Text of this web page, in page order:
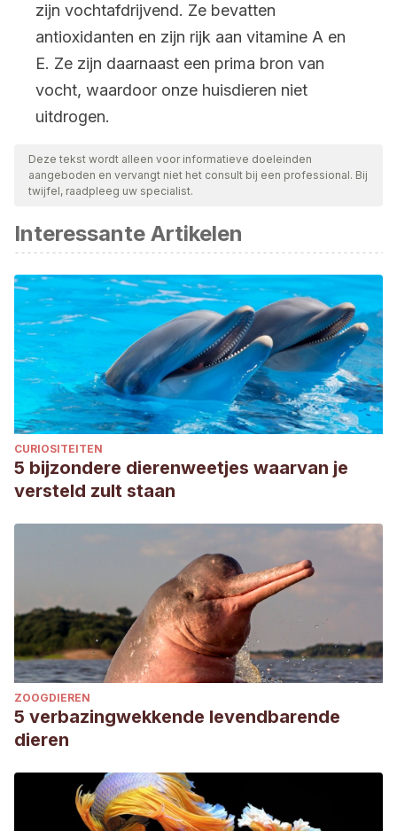
zijn vochtafdrijvend. Ze bevatten
antioxidanten en zijn rijk aan vitamine A en
E. Ze zijn daarnaast een prima bron van
vocht, waardoor onze huisdieren niet
uitdrogen.
Deze tekst wordt alleen voor informatieve doeleinden
aangeboden en vervangt niet het consult bij een professional. Bij
twijfel, raadpleeg uw specialist.
Interessante Artikelen
CURIOSITEITEN
5 bijzondere dierenweetjes waarvan je
versteld zult staan
ZOOGDIEREN
5 verbazingwekkende levendbarende
dieren